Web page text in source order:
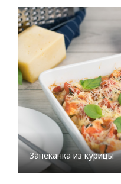
Запеканка из курицы